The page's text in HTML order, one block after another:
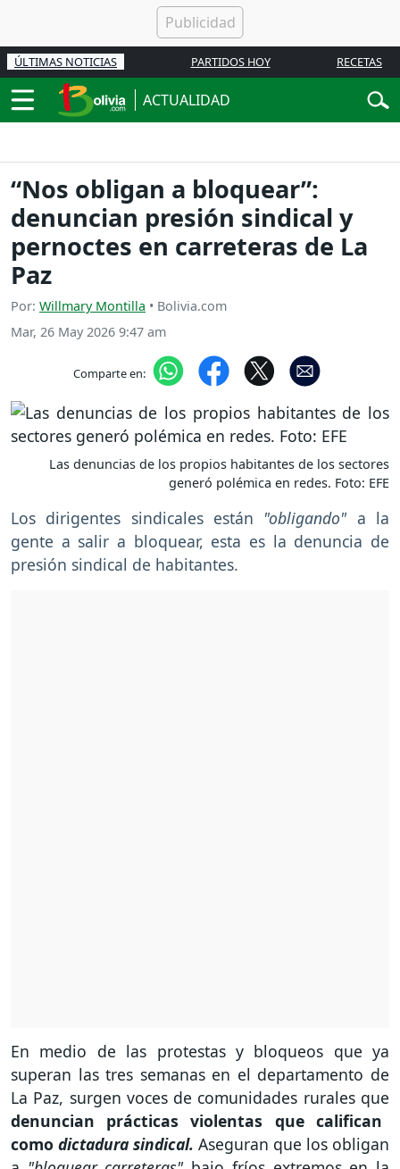
ÚLTIMAS NOTICIAS PARTIDOS HOY RECETAS
ACTUALIDAD
“Nos obligan a bloquear”:
denuncian presión sindical y
pernoctes en carreteras de La
Paz
Por: Willmary Montilla • Bolivia.com
Mar, 26 May 2026 9:47 am
Comparte en:
Las denuncias de los propios habitantes de los sectores
generó polémica en redes. Foto: EFE
Los dirigentes sindicales están "obligando" a la
gente a salir a bloquear, esta es la denuncia de
presión sindical de habitantes.
En medio de las protestas y bloqueos que ya
superan las tres semanas en el departamento de
La Paz, surgen voces de comunidades rurales que
denuncian prácticas violentas que califican
como dictadura sindical. Aseguran que los obligan